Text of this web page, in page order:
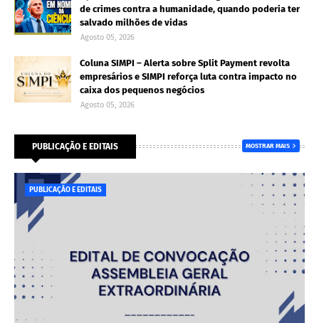
de crimes contra a humanidade, quando poderia ter
salvado milhões de vidas
Agosto 05, 2026
Coluna SIMPI – Alerta sobre Split Payment revolta
empresários e SIMPI reforça luta contra impacto no
caixa dos pequenos negócios
Agosto 05, 2026
PUBLICAÇÃO E EDITAIS MOSTRAR MAIS
PUBLICAÇÃO E EDITAIS